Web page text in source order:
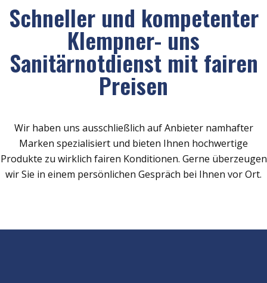
Schneller und kompetenter
Klempner- uns
Sanitärnotdienst mit fairen
Preisen
Wir haben uns ausschließlich auf Anbieter namhafter
Marken spezialisiert und bieten Ihnen hochwertige
Produkte zu wirklich fairen Konditionen. Gerne überzeugen
wir Sie in einem persönlichen Gespräch bei Ihnen vor Ort.